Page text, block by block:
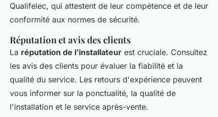
Qualifelec, qui attestent de leur compétence et de leur
conformité aux normes de sécurité.
Réputation et avis des clients
La réputation de l'installateur est cruciale. Consultez
les avis des clients pour évaluer la fiabilité et la
qualité du service. Les retours d'expérience peuvent
vous informer sur la ponctualité, la qualité de
l'installation et le service après-vente.